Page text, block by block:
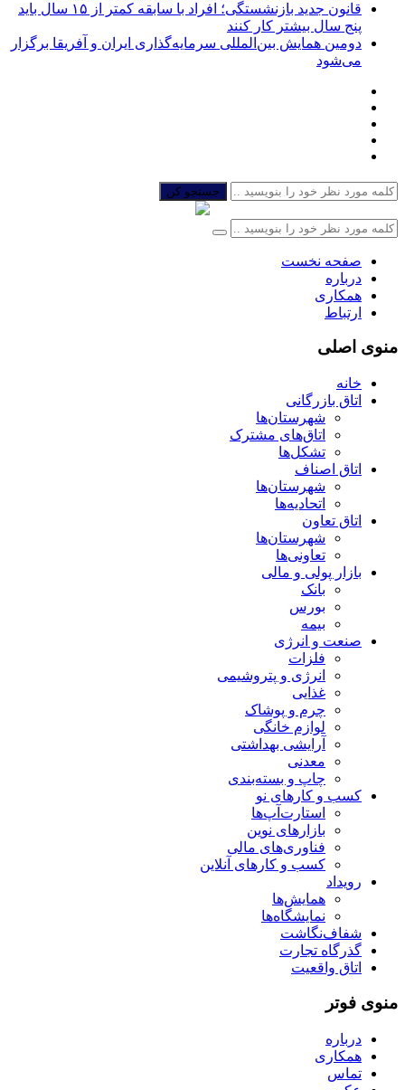
قانون جدید بازنشستگی؛ افراد با سابقه کمتر از ۱۵ سال باید
پنج سال بیشتر کار کنند
دومین همایش بین‌المللی سرمایه‌گذاری ایران و آفریقا برگزار
می‌شود
جستجو کن
صفحه نخست
درباره
همکاری
ارتباط
منوی اصلی
خانه
اتاق بازرگانی
شهرستان‌ها
اتاق‌های مشترک
تشکل‌ها
اتاق اصناف
شهرستان‌ها
اتحادیه‌ها
اتاق تعاون
شهرستان‌ها
تعاونی‌ها
بازار پولی و مالی
بانک
بورس
بیمه
صنعت و انرژی
فلزات
انرژی و پتروشیمی
غذایی
چرم و پوشاک
لوازم خانگی
آرایشی بهداشتی
معدنی
چاپ و بسته‌بندی
کسب و کارهای نو
استارت‌آپ‌ها
بازارهای نوین
فناوری‌های مالی
کسب و کارهای آنلاین
رویداد
همایش‌ها
نمایشگاه‌ها
شفاف‌نگاشت
گذرگاه تجارت
اتاق واقعیت
منوی فوتر
درباره
همکاری
تماس